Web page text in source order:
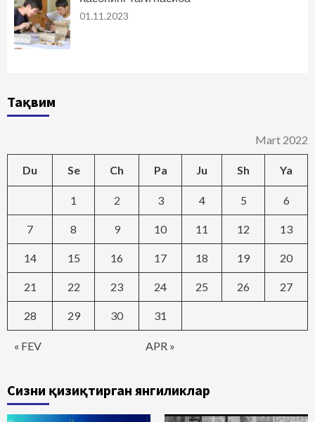
01.11.2023
Тақвим
Mart 2022
Du Se Ch Pa Ju Sh Ya
« FEV APR »
1 2 3 4 5 6
7 8 9 10 11 12 13
14 15 16 17 18 19 20
21 22 23 24 25 26 27
28 29 30 31
Сизни қизиқтирган янгиликлар